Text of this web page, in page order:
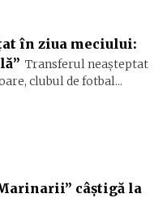
în ziua meciului:
Transferul neașteptat
clubul de fotbal...
câștigă la